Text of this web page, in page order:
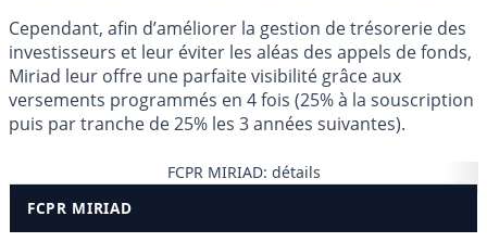
Cependant, afin d’améliorer la gestion de trésorerie des
investisseurs et leur éviter les aléas des appels de fonds,
Miriad leur offre une parfaite visibilité grâce aux
versements programmés en 4 fois (25% à la souscription
puis par tranche de 25% les 3 années suivantes).
FCPR MIRIAD: détails
FCPR MIRIAD